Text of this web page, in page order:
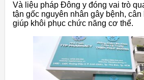
Và liệu pháp Đông y đóng vai trò
tận gốc nguyên nhân gây bệnh,
giúp khôi phục chức năng cơ thể.